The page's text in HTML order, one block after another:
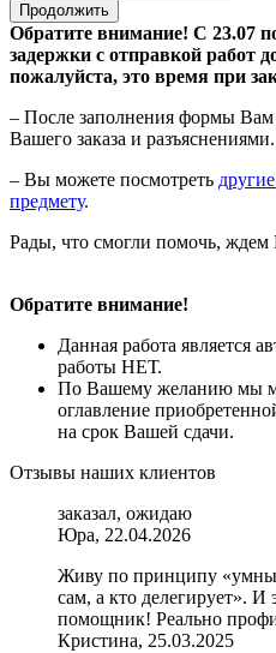
Продолжить
Обратите внимание! С 23.07
задержки с отправкой работ
пожалуйста, это время при
– После заполнения формы Вам
Вашего заказа и разъяснениями.
– Вы можете посмотреть
предмету.
Рады, что смогли помочь, ждем
Обратите внимание!
Данная работа является
работы НЕТ.
По Вашему желанию мы
оглавление
на срок Вашей сдачи.
Отзывы наших клиентов
заказал, ожидаю
Юра, 22.04.2026
Живу по принципу
сам, а кто делегирует». И
помощник! Реально
Кристина, 25.03.2025